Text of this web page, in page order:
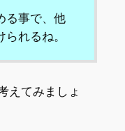
る事で、他
れるね。
えてみましょ